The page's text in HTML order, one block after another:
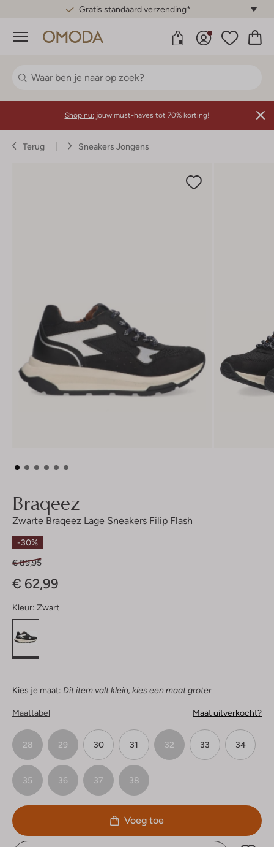
Gratis standaard verzending*
Menu
Shop nu: jouw must-haves tot 70% korting!
Terug Sneakers Jongens
Braqeez
Zwarte Braqeez Lage Sneakers Filip Flash
-30%
€ 89,95
€ 62,99
Kleur: Zwart
Kies je maat: Dit item valt klein, kies een maat groter
Maattabel Maat uitverkocht?
28 29 30 31 32 33 34
35 36 37 38
Voeg toe